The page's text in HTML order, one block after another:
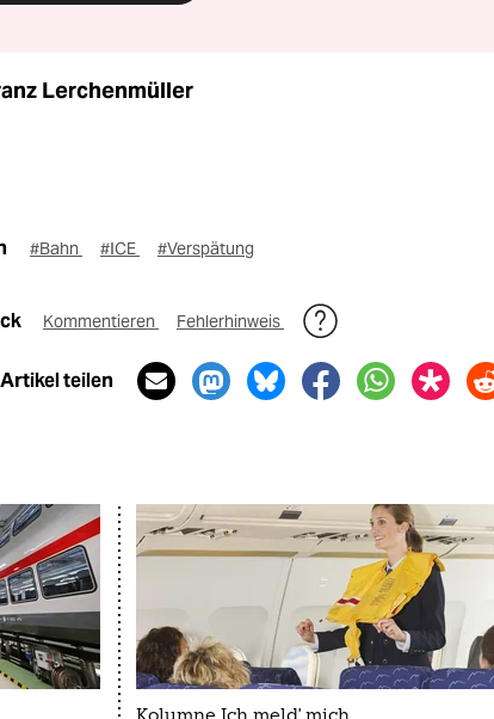
Lerchenmüller
#Bahn #ICE #Verspätung
Kommentieren Fehlerhinweis
teilen